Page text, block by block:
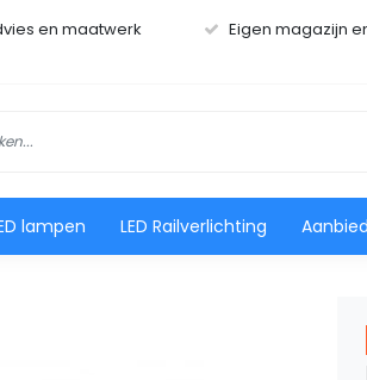
en maatwerk Eigen magazijn
lampen LED Railverlichting